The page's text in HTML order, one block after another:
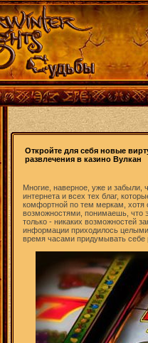
Откройте для себя новые
развлечения в казино Вулкан
Многие, наверное, уже и
интернета и всех тех благ,
комфортной по тем меркам,
возможностями, понимаешь, что
только - никаких возможностей
информации приходилось
время часами придумывать себе